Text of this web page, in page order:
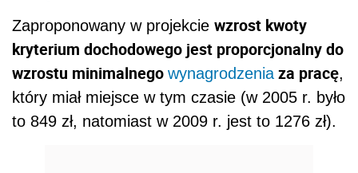
Zaproponowany w projekcie wzrost kwoty
kryterium dochodowego jest proporcjonalny do
wzrostu minimalnego wynagrodzeniaza pracę,
który miał miejsce w tym czasie (w 2005 r. było
to 849 zł, natomiast w 2009 r. jest to 1276 zł).